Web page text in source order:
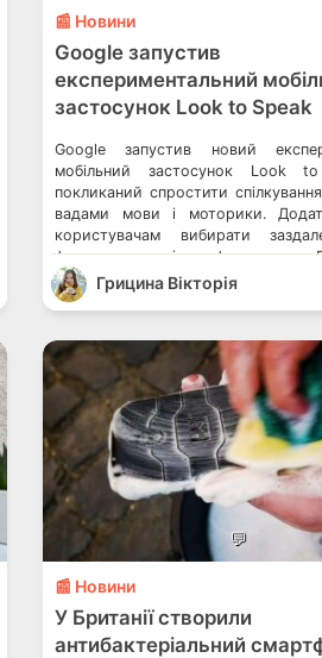
📰 Новини
Google запустив
експериментальний
застосунок Look to Speak
Google запустив новий
мобільний застосунок Look
покликаний спростити
вадами мови і моторики.
користувачам вибирати
фрази на екрані телефона очима.
всім і сумісний з Android
Android One. Google
Speedtest назвав країни з
Грицина Вікторія
💬
📰 Новини
У Британії створили
антибактеріальний